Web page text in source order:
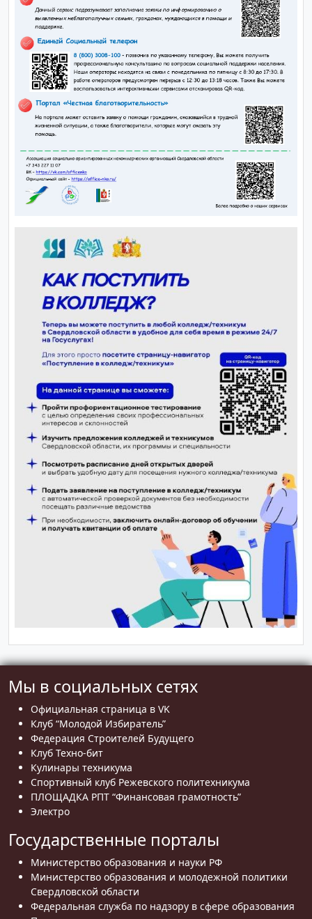
Мы в социальных сетях
Официальная страница в VK
Клуб “Молодой Избиратель”
Федерация Строителей Будущего
Клуб Техно-бит
Кулинары техникума
Спортивный клуб Режевского политехникума
ПЛОЩАДКА РПТ “Финансовая грамотность”
Электро
Государственные порталы
Министерство образования и науки РФ
Министерство образования и молодежной политики
Свердловской области
Федеральная служба по надзору в сфере образования